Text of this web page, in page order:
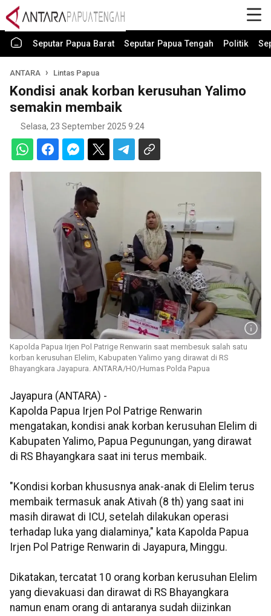
Seputar Papua Barat Seputar Papua Tengah Politik
ANTARA Lintas Papua
Kondisi anak korban kerusuhan Yalimo
semakin membaik
Selasa, 23 September 2025 9:24
Kapolda Papua Irjen Pol Patrige Renwarin saat membesuk salah satu
korban kerusuhan Elelim, Kabupaten Yalimo yang dirawat di RS
Bhayangkara Jayapura. ANTARA/HO/Humas Polda Papua
Jayapura (ANTARA) -
Kapolda Papua Irjen Pol Patrige Renwarin
mengatakan, kondisi anak korban kerusuhan Elelim di
Kabupaten Yalimo, Papua Pegunungan, yang dirawat
di RS Bhayangkara saat ini terus membaik.
"Kondisi korban khususnya anak-anak di Elelim terus
membaik termasuk anak Ativah (8 th) yang saat ini
masih dirawat di ICU, setelah dilakukan operasi
terhadap luka yang dialaminya," kata Kapolda Papua
Irjen Pol Patrige Renwarin di Jayapura, Minggu.
Dikatakan, tercatat 10 orang korban kerusuhan Elelim
yang dievakuasi dan dirawat di RS Bhayangkara
namun enam orang di antaranya sudah diizinkan